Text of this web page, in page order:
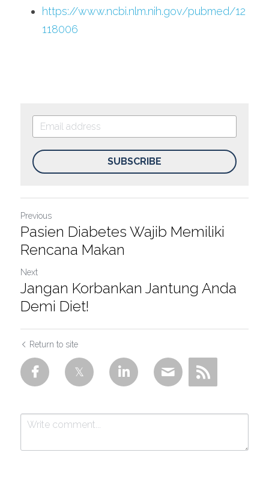
https://www.ncbi.nlm.nih.gov/pubmed/12
118006
SUBSCRIBE
Previous
Pasien Diabetes Wajib Memiliki
Rencana Makan
Next
Jangan Korbankan Jantung Anda
Demi Diet!
Return to site